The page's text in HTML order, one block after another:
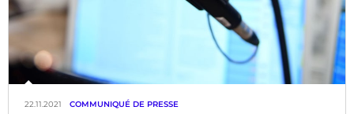
22.11.2021 COMMUNIQUÉ DE PRESSE